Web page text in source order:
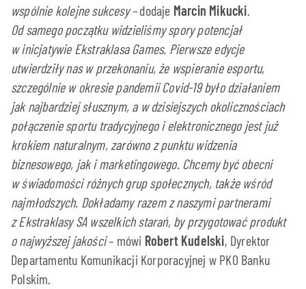
wspólnie kolejne sukcesy –dodaje Marcin Mikucki.
Od samego początku widzieliśmy spory potencjał
w inicjatywie Ekstraklasa Games. Pierwsze edycje
utwierdziły nas w przekonaniu, że wspieranie esportu,
szczególnie w okresie pandemii Covid-19 było działaniem
jak najbardziej słusznym, a w dzisiejszych okolicznościach
połączenie sportu tradycyjnego i elektronicznego jest już
krokiem naturalnym, zarówno z punktu widzenia
biznesowego, jak i marketingowego. Chcemy być obecni
w świadomości różnych grup społecznych, także wśród
najmłodszych. Dokładamy razem z naszymi partnerami
z Ekstraklasy SA wszelkich starań, by przygotować produkt
o najwyższej jakości– mówi Robert Kudelski, Dyrektor
Departamentu Komunikacji Korporacyjnej w PKO Banku
Polskim.